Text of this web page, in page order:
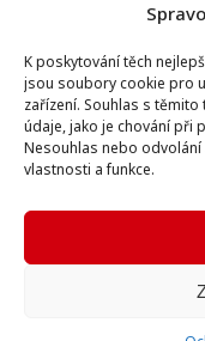
K poskytování těch
jsou soubory cookie pro
zařízení. Souhlas s
údaje, jako je chování při
Nesouhlas nebo
vlastnosti a funkce.
Formulář -
Odstoupení od
Všechna práva